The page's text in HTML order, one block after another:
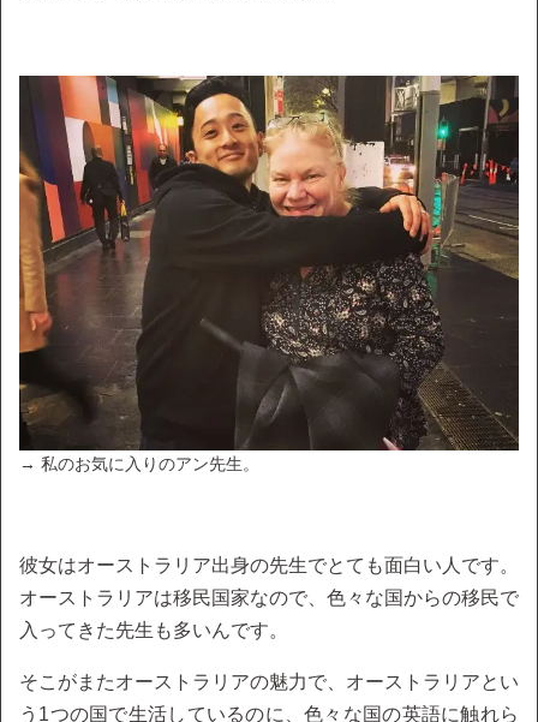
→ 私のお気に入りのアン先生。
彼女はオーストラリア出身の先生でとても面白い人です。
オーストラリアは移民国家なので、色々な国からの移民で
入ってきた先生も多いんです。
そこがまたオーストラリアの魅力で、オーストラリアとい
う1つの国で生活しているのに、色々な国の英語に触れら